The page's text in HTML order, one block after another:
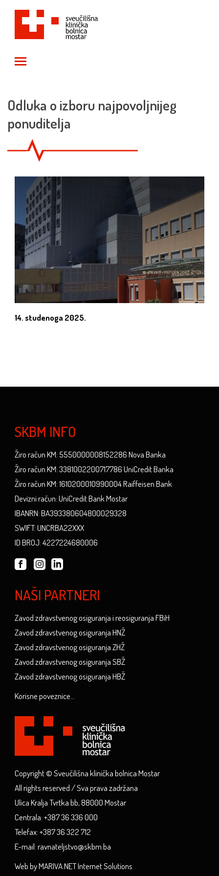
Odluka o izboru najpovoljnijeg
ponuditelja
14. studenoga 2025.
SKBM INFO
Žiro račun KM: 5550000008152286 Nova Banka
Žiro račun KM: 3381002200717786 UniCredit Banka
Žiro račun KM: 1610200010990004 Raiffeisen Bank
Devizni račun: UniCredit Bank Mostar
IBANRN: BA393380604800029328
SWIFT: UNCRBA22XXX
ID BROJ: 4227224680006
NAŠI PARTNERI
Zavod zdravstvenog osiguranja i reosiguranja FBiH
Zavod zdravstvenog osiguranja HNŽ
Zavod zdravstvenog osiguranja ZHŽ
Zavod zdravstvenog osiguranja SBŽ
Zavod zdravstvenog osiguranja HBŽ
Korisne poveznice...
Copyright © Sveučilišna klinička bolnica Mostar
All rights reserved / Sva prava zadržana
Ulica Kralja Tvrtka bb, 88000 Mostar
Centrala: +387 36 336 000
Telefax: +387 36 322 712
E-mail: ravnateljstvo@skbm.ba
Web by MARIVA.NET Internet Solutions